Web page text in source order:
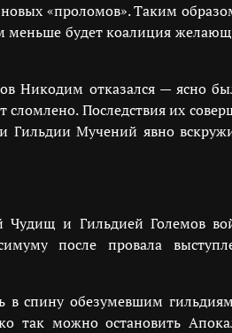
«проломов». Таким
меньше будет коалиция
Никодим отказался — ясно
Последствия их
Гильдии Мучений явно
Чудищ и Гильдией Големов
после провала
спину обезумевшим
так можно остановить